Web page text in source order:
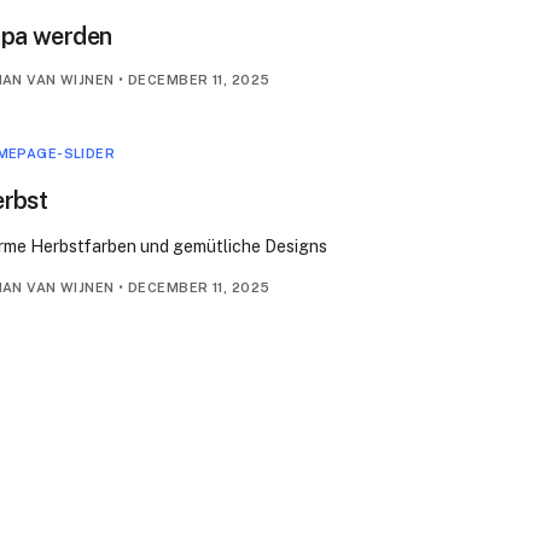
werden
VAN WIJNEN • DECEMBER 11, 2025
SLIDER
Herbstfarben und gemütliche Designs
VAN WIJNEN • DECEMBER 11, 2025